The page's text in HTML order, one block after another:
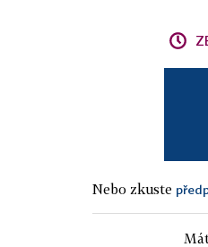
Nebo zkuste